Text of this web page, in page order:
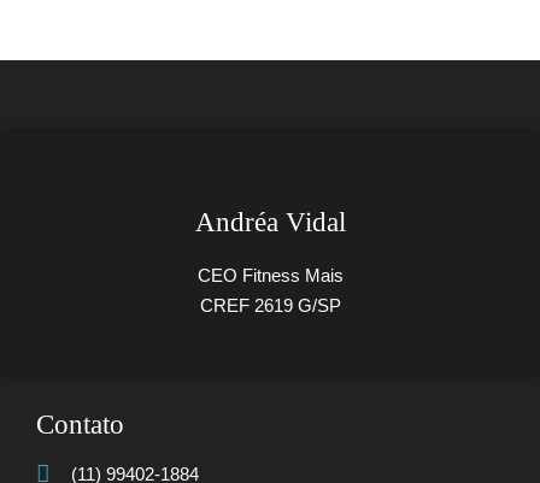
Andréa Vidal
CEO Fitness Mais
CREF 2619 G/SP
Contato
(11) 99402-1884